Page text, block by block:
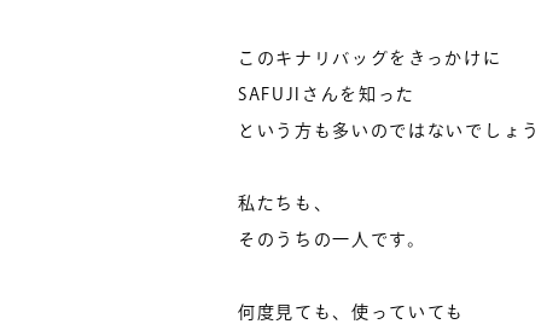
このキナリバッグをきっかけに
SAFUJIさんを知った
という方も多いのではないでしょ
私たちも、
そのうちの一人です。
何度見ても、使っていても